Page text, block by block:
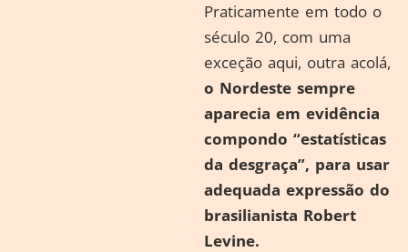
Praticamente em todo o
século 20, com uma
exceção aqui, outra acolá,
o Nordeste sempre
aparecia em evidência
compondo “estatísticas
da desgraça”, para usar
adequada expressão do
brasilianista Robert
Levine.